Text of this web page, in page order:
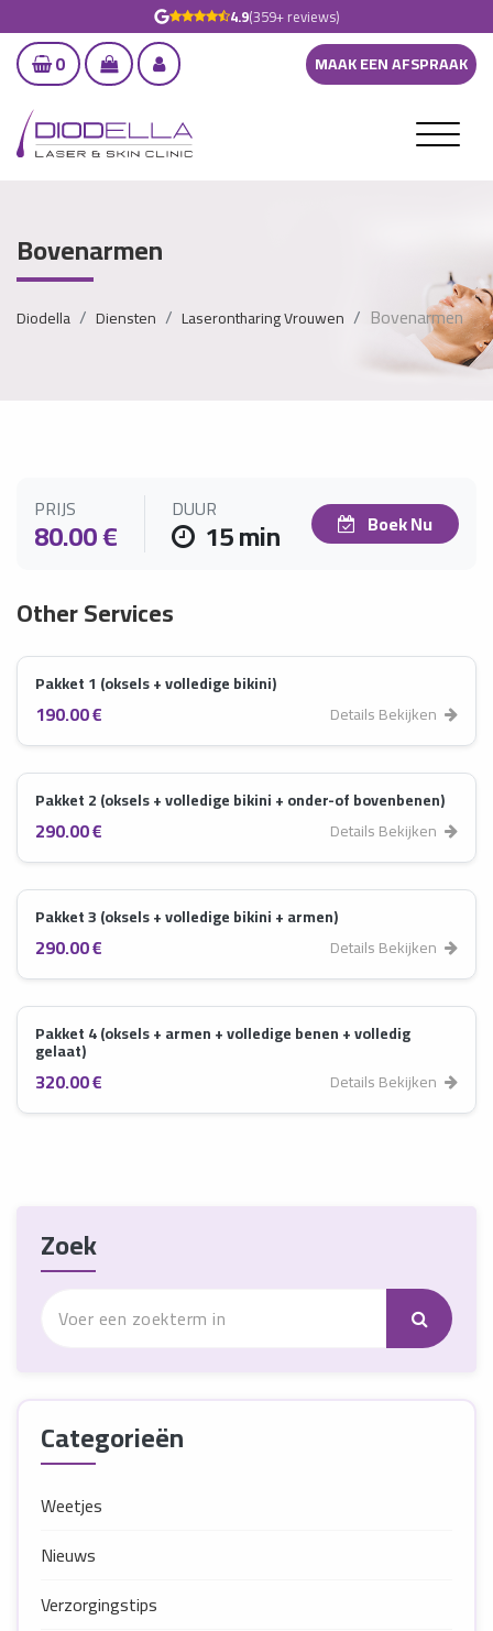
4.9(359+ reviews)
0 MAAK EEN AFSPRAAK
Bovenarmen
Diodella Diensten Laserontharing Vrouwen Bovenarmen
PRIJS
80.00 €
DUUR
15 min Boek Nu
Other Services
Pakket 1 (oksels + volledige bikini)
190.00 € Details Bekijken
Pakket 2 (oksels + volledige bikini + onder-of bovenbenen)
290.00 € Details Bekijken
Pakket 3 (oksels + volledige bikini + armen)
290.00 € Details Bekijken
Pakket 4 (oksels + armen + volledige benen + volledig
gelaat)
320.00 € Details Bekijken
Zoek
Categorieën
Weetjes
Nieuws
Verzorgingstips